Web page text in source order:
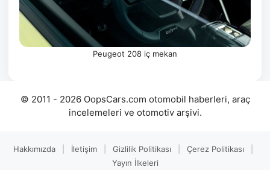
Peugeot 208 iç mekan
© 2011 - 2026 OopsCars.com otomobil haberleri, araç
incelemeleri ve otomotiv arşivi.
Hakkımızda İletişim Gizlilik Politikası Çerez Politikası
Yayın İlkeleri